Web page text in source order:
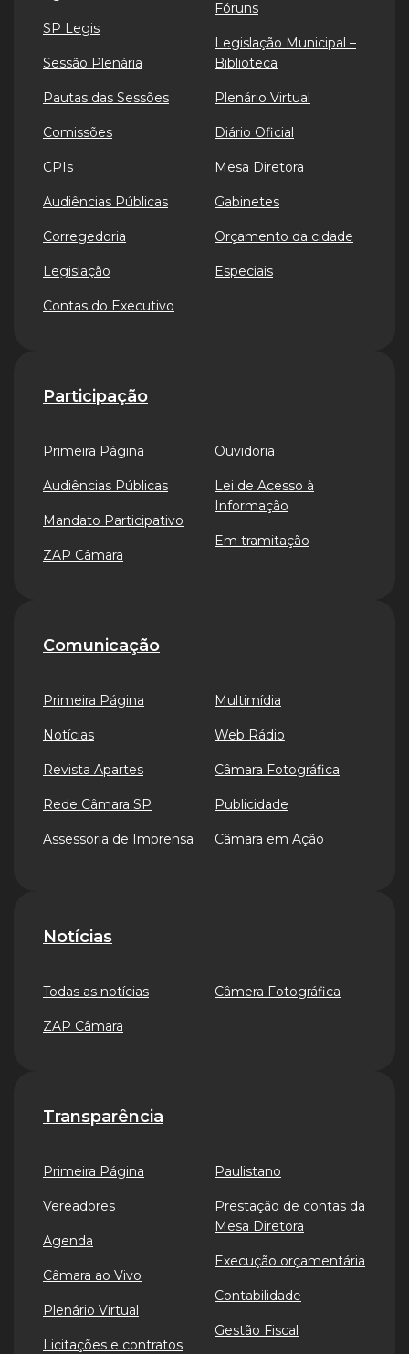
SP Legis
Sessão Plenária
Pautas das Sessões
Comissões
CPIs
Audiências Públicas
Corregedoria
Legislação
Contas do Executivo
Fóruns
Legislação Municipal –
Biblioteca
Plenário Virtual
Diário Oficial
Mesa Diretora
Gabinetes
Orçamento da cidade
Especiais
Participação
Primeira Página
Audiências Públicas
Mandato Participativo
ZAP Câmara
Ouvidoria
Lei de Acesso à
Informação
Em tramitação
Comunicação
Primeira Página
Notícias
Revista Apartes
Rede Câmara SP
Assessoria de Imprensa
Multimídia
Web Rádio
Câmara Fotográfica
Publicidade
Câmara em Ação
Notícias
Todas as notícias
ZAP Câmara
Câmera Fotográfica
Transparência
Primeira Página
Vereadores
Agenda
Câmara ao Vivo
Plenário Virtual
Licitações e contratos
Paulistano
Prestação de contas da
Mesa Diretora
Execução orçamentária
Contabilidade
Gestão Fiscal